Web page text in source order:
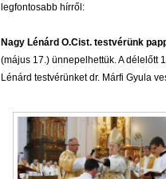
legfontosabb hírről:
Nagy Lénárd O.Cist. testvérünk
(május 17.) ünnepelhettük. A délelőtt
Lénárd testvérünket dr. Márfi Gyula